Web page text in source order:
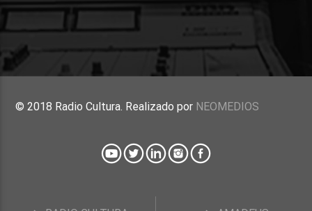
© 2018 Radio Cultura. Realizado por NEOMEDIOS